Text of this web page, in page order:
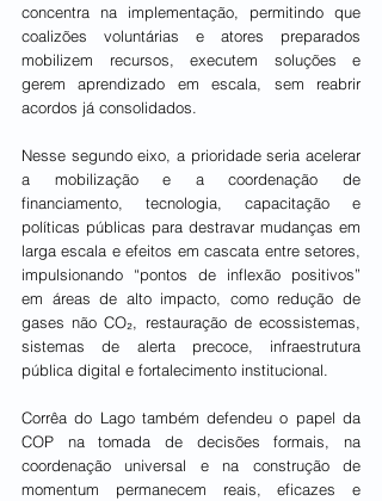
concentra na implementação, permitindo que
coalizões voluntárias e atores preparados
mobilizem recursos, executem soluções e
gerem aprendizado em escala, sem reabrir
acordos já consolidados.
Nesse segundo eixo, a prioridade seria acelerar
a mobilização e a coordenação de
financiamento, tecnologia, capacitação e
políticas públicas para destravar mudanças em
larga escala e efeitos em cascata entre setores,
impulsionando “pontos de inflexão positivos”
em áreas de alto impacto, como redução de
gases não CO₂, restauração de ecossistemas,
sistemas de alerta precoce, infraestrutura
pública digital e fortalecimento institucional.
Corrêa do Lago também defendeu o papel da
COP na tomada de decisões formais, na
coordenação universal e na construção de
momentum permanecem reais, eficazes e